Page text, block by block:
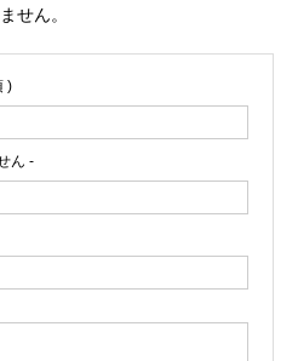
せん。
)
ん -